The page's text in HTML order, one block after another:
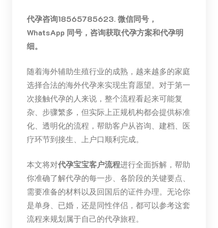
代孕咨询18565785623. 微信同号，
WhatsApp 同号，咨询获取代孕方案和代孕明
细。
随着海外辅助生殖行业的成熟，越来越多的家庭
选择合法的海外代孕来实现生育愿望。对于第一
次接触代孕的人来说，整个流程看起来可能复
杂、步骤繁多，但实际上正规机构都会提供标准
化、透明化的流程，帮助客户从咨询、建档、医
疗环节到接生、上户口顺利完成。
本文将对代孕宝宝客户流程进行全面拆解，帮助
你准确了解代孕的每一步、各阶段的关键要点、
需要准备的材料以及回国后的证件办理。无论你
是单身、已婚，还是同性伴侣，都可以参考这套
流程来规划属于自己的代孕旅程。